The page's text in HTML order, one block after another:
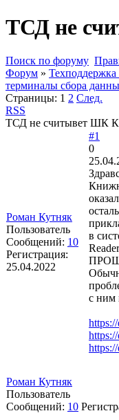
ТСД не
Поиск по форуму
Форум »
терминалы сбора
Страницы: 1 2 След.
RSS
ТСД не считывет ШК
Роман Кутняк
Пользователь
Сообщений: 10
Регистрация:
25.04.2022
#1
0
в
с ним
Роман Кутняк
Пользователь
Сообщений: 10